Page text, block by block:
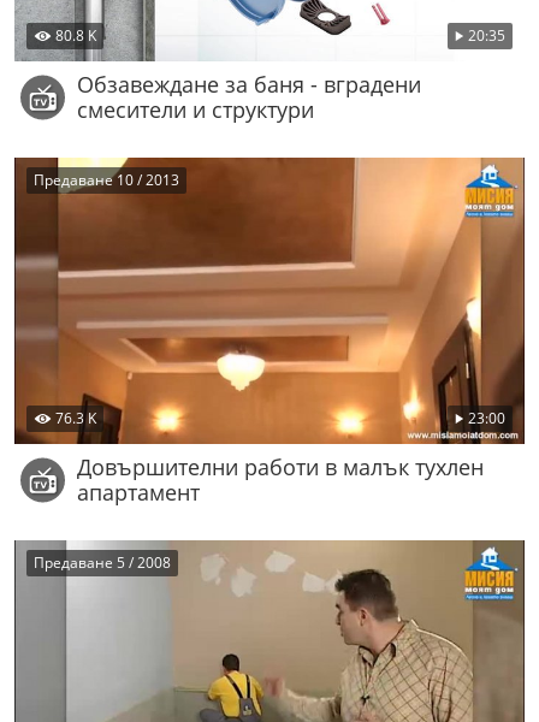
80.8 K 20:35
Обзавеждане за баня - вградени
смесители и структури
76.3 K 23:00
Предаване 10 / 2013
Довършителни работи в малък тухлен
апартамент
Предаване 5 / 2008